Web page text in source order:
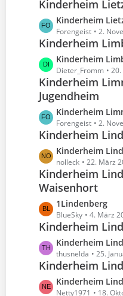
e
r
ä
g
e
e
i
r
ä
g
e
t
z
t
e
e
i
t
r
ä
g
e
Kinderheim
L
e
t
z
t
e
B
e
i
r
ä
g
e
Kinderheim
Forengeist 2.
Kinderheim
L
e
t
z
e
B
e
i
r
ä
g
e
Kinderheim
Dieter_Fromm
Kinderheim
Jugendheim
L
e
t
z
t
e
B
e
i
r
ä
g
e
Kinderheim
Forengeist 2.
Kinderheim
L
e
t
z
e
B
e
i
r
ä
Kinderheim
nolleck 22. März
Kinderheim
Waisenhort
L
e
t
z
t
e
e
1Lindenberg
BlueSky 4. März
Kinderheim
L
e
t
z
t
Kinderheim
thusnelda 25.
Kinderheim
L
e
Kinderheim
Netty1971 18.